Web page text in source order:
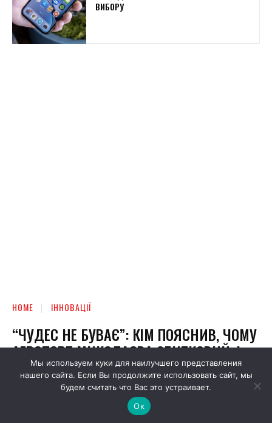
ВИБОРУ
Мы используем куки для наилучшего представления
нашего сайта. Если Вы продолжите использовать сайт, мы
будем считать что Вас это устраивает.
Ок